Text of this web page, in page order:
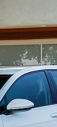
AEADE
en la